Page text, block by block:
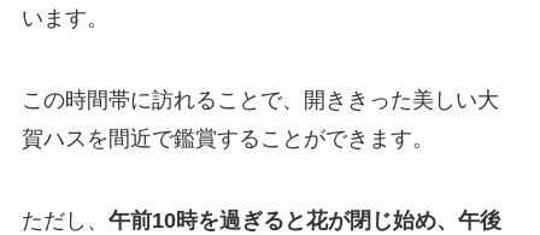
います。
この時間帯に訪れることで、開ききった美しい大
賀ハスを間近で鑑賞することができます。
ただし、 午前10時を過ぎると花が閉じ始め、午後